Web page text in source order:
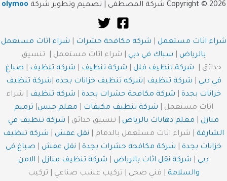
Copyright © 2026 شركة المصطفى | تصميم وتطوير شركة olymoo
شراء اثاث مستعمل شركة مكافحة حشرات
شراء اثاث مستعمل
بالرياض
سباك في دبي | شراء اثاث مستعمل | تنسيق
حدائق | شركة تنظيف فلل شركة تنظيف شركة تنظيف
صباغ
في دبي
شركة تنظيف شركه تنظيف خزانات بجده
شركة تنظيف
خزانات بجدة
شركة مكافحة حشرات بجدة شركة تنظيف
| شراء
اثاث مستعمل | شركة تنظيف مكيفات معلم جبس
ترميم
منازل
معلم دهانات بالرياض | تنسيق حدائق | شركة تنظيف في
الشارقة | شراء اثاث مستعمل بالدمام | نقل عفش
شركة تنظيف
خزانات بجدة
شركة مكافحة حشرات بجدة نقل عفش
صباغ في
دبي
شركة نقل اثاث بالرياض شركة تنظيف منازل
الامن
والسلامة | فني صحي | تركيب عشب صناعي | تركيب